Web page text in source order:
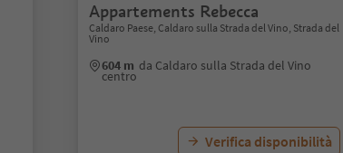
Appartements Rebecca
Caldaro Paese, Caldaro sulla Strada del Vino, Strada del
Vino
604 m da Caldaro sulla Strada del Vino
centro
Verifica disponibilità